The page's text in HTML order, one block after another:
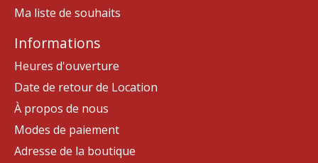
Ma liste de souhaits
Informations
Heures d'ouverture
Date de retour de Location
À propos de nous
Modes de paiement
Adresse de la boutique